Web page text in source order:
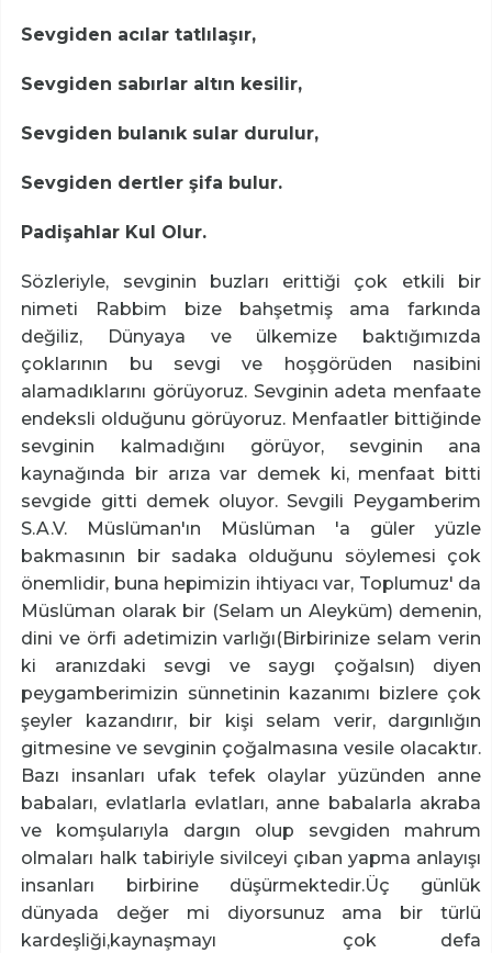
Sevgiden acılar tatlılaşır,
Sevgiden sabırlar altın kesilir,
Sevgiden bulanık sular durulur,
Sevgiden dertler şifa bulur.
Padişahlar Kul Olur.
Sözleriyle, sevginin buzları erittiği çok etkili bir
nimeti Rabbim bize bahşetmiş ama farkında
değiliz, Dünyaya ve ülkemize baktığımızda
çoklarının bu sevgi ve hoşgörüden nasibini
alamadıklarını görüyoruz. Sevginin adeta menfaate
endeksli olduğunu görüyoruz. Menfaatler bittiğinde
sevginin kalmadığını görüyor, sevginin ana
kaynağında bir arıza var demek ki, menfaat bitti
sevgide gitti demek oluyor. Sevgili Peygamberim
S.A.V. Müslüman'ın Müslüman 'a güler yüzle
bakmasının bir sadaka olduğunu söylemesi çok
önemlidir, buna hepimizin ihtiyacı var, Toplumuz' da
Müslüman olarak bir (Selam un Aleyküm) demenin,
dini ve örfi adetimizin varlığı(Birbirinize selam verin
ki aranızdaki sevgi ve saygı çoğalsın) diyen
peygamberimizin sünnetinin kazanımı bizlere çok
şeyler kazandırır, bir kişi selam verir, dargınlığın
gitmesine ve sevginin çoğalmasına vesile olacaktır.
Bazı insanları ufak tefek olaylar yüzünden anne
babaları, evlatlarla evlatları, anne babalarla akraba
ve komşularıyla dargın olup sevgiden mahrum
olmaları halk tabiriyle sivilceyi çıban yapma anlayışı
insanları birbirine düşürmektedir.Üç günlük
dünyada değer mi diyorsunuz ama bir türlü
kardeşliği,kaynaşmayı çok defa